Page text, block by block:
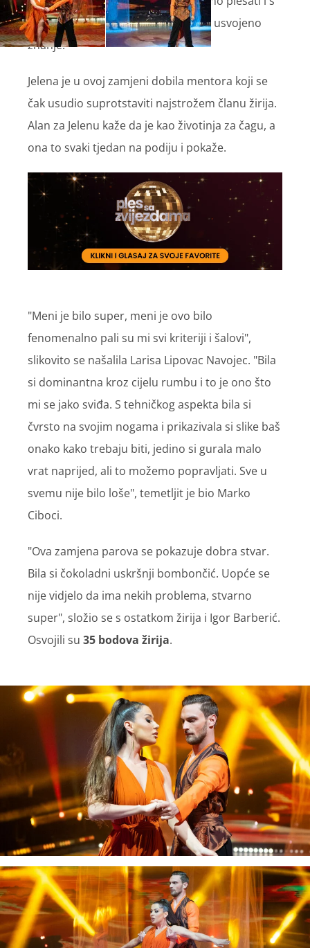
drugim partnerima i potvrditi svoje usvojeno
znanje.“
Jelena je u ovoj zamjeni dobila mentora koji se
čak usudio suprotstaviti najstrožem članu žirija.
Alan za Jelenu kaže da je kao životinja za čagu, a
ona to svaki tjedan na podiju i pokaže.
"Meni je bilo super, meni je ovo bilo
fenomenalno pali su mi svi kriteriji i šalovi",
slikovito se našalila Larisa Lipovac Navojec. "Bila
si dominantna kroz cijelu rumbu i to je ono što
mi se jako sviđa. S tehničkog aspekta bila si
čvrsto na svojim nogama i prikazivala si slike baš
onako kako trebaju biti, jedino si gurala malo
vrat naprijed, ali to možemo popravljati. Sve u
svemu nije bilo loše", temetljit je bio Marko
Ciboci.
"Ova zamjena parova se pokazuje dobra stvar.
Bila si čokoladni uskršnji bombončić. Uopće se
nije vidjelo da ima nekih problema, stvarno
super", složio se s ostatkom žirija i Igor Barberić.
Osvojili su 35 bodova žirija.